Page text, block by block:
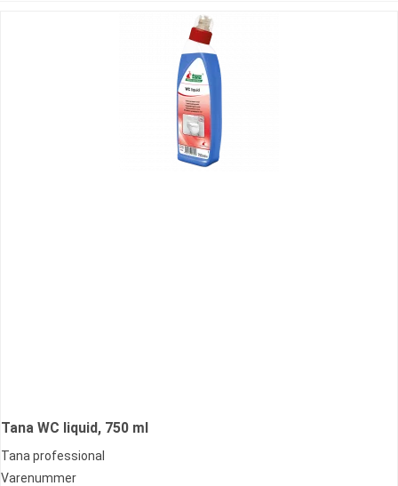
Tana WC liquid, 750 ml
Tana professional
Varenummer